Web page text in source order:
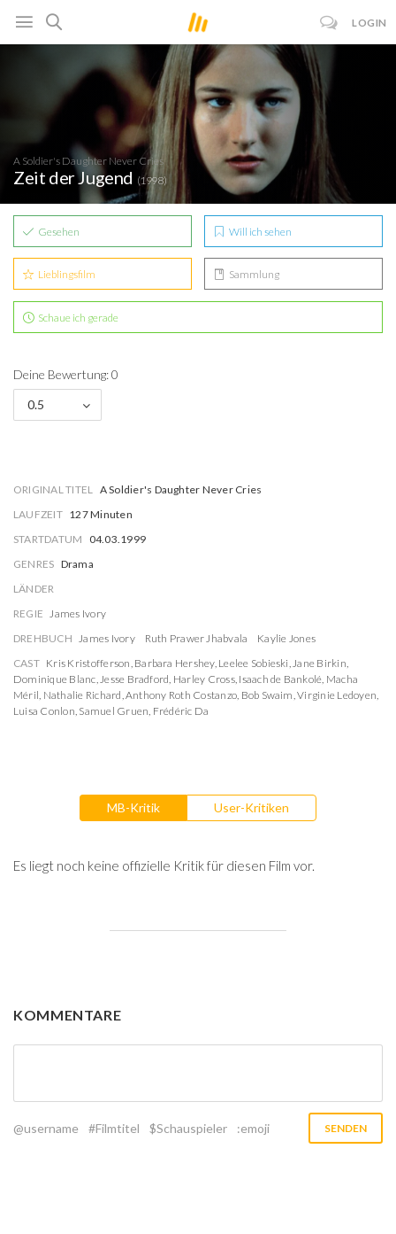
LOGIN
A Soldier's Daughter Never Cries
Zeit der Jugend (1998)
Gesehen Will ich sehen
Lieblingsfilm Sammlung
Schaue ich gerade
Deine Bewertung: 0
0.5
ORIGINAL TITEL A Soldier's Daughter Never Cries
LAUFZEIT 127 Minuten
STARTDATUM
04.03.1999
GENRES Drama
LÄNDER
REGIE James Ivory
DREHBUCH James Ivory Ruth Prawer Jhabvala
Kaylie Jones
CAST Kris Kristofferson, Barbara Hershey, Leelee Sobieski,Jane Birkin,
Dominique Blanc,Jesse Bradford, Harley Cross, Isaach de Bankolé, Macha
Méril, Nathalie Richard,Anthony Roth Costanzo, Bob Swaim,Virginie Ledoyen,
Luisa Conlon, Samuel Gruen, Frédéric Da
MB-Kritik User-Kritiken
Es liegt noch keine offizielle Kritik für diesen Film vor.
KOMMENTARE
@username #Filmtitel $Schauspieler :emoji